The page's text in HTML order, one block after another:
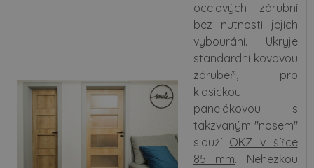
ocelových zárubní
bez nutnosti jejich
vybourání. Ukryje
standardní kovovou
zárubeň, pro
klasickou
panelákovou s
takzvaným "nosem"
slouží OKZ v šířce
85 mm. Nehezkou